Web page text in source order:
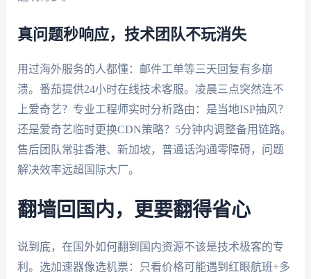
真问题秒响应，技术团队不玩消失
用过海外服务的人都懂：邮件工单等三天回复有多崩
溃。番茄提供24小时在线技术客服。凌晨三点突然连不
上爱奇艺？专业工程师实时分析路由：是当地ISP抽风？
还是爱奇艺临时更换CDN策略？5分钟内调整备用链路。
售后团队常驻香港、新加坡，普通话沟通零障碍，问题
解决效率远超国际大厂。
翻墙回国内，更要翻得省心
说到底，在国外如何翻到国内资源不该是技术极客的专
利。选加速器像选机票：只看价格可能遇到红眼航班+多